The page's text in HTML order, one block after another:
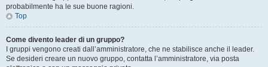
probabilmente ha le sue buone ragioni.
Top
Come divento leader di un gruppo?
I gruppi vengono creati dall’amministratore, che ne stabilisce anche il leader.
Se desideri creare un nuovo gruppo, contatta l’amministratore, via posta